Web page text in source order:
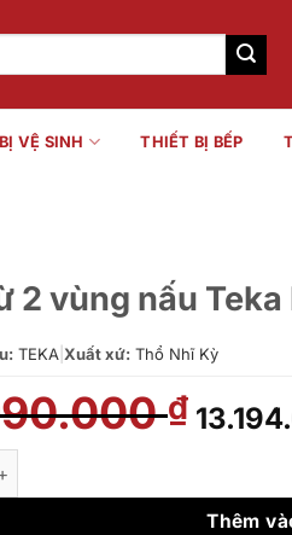
VỆ SINH THIẾT BỊ BẾP
2 vùng nấu Teka
TEKA Xuất xứ: Thổ Nhĩ Kỳ
₫ Giá
gốc
nấu Teka IZ 7210 - Made in Eu
Thêm